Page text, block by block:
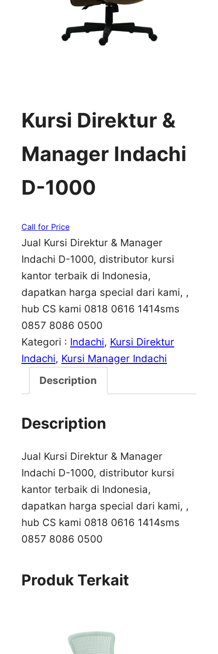
Kursi Direktur &
Manager Indachi
D-1000
Call for Price
Jual Kursi Direktur & Manager
Indachi D-1000, distributor kursi
kantor terbaik di Indonesia,
dapatkan harga special dari kami, ,
hub CS kami 0818 0616 1414sms
0857 8086 0500
Kategori : Indachi, Kursi Direktur
Indachi, Kursi Manager Indachi
Description
Description
Jual Kursi Direktur & Manager
Indachi D-1000, distributor kursi
kantor terbaik di Indonesia,
dapatkan harga special dari kami, ,
hub CS kami 0818 0616 1414sms
0857 8086 0500
Produk Terkait